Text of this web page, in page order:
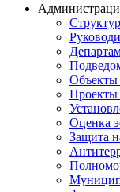
Объекты
Проекты
Оценка
Защита